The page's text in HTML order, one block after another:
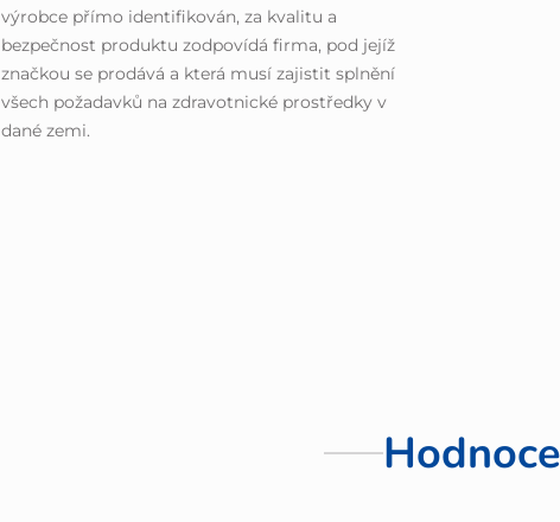
výrobce přímo identifikován, za kvalitu a
bezpečnost produktu zodpovídá firma, pod jejíž
značkou se prodává a která musí zajistit splnění
všech požadavků na zdravotnické prostředky v
dané zemi.